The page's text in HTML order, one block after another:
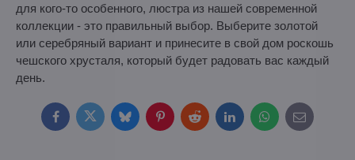
для кого-то особенного, люстра из нашей современной
коллекции - это правильный выбор. Выберите золотой
или серебряный вариант и принесите в свой дом роскошь
чешского хрусталя, который будет радовать вас каждый
день.
FacebookTwitterBlueskyPinterestRedditLinkedInWhatsApp
E-
mail